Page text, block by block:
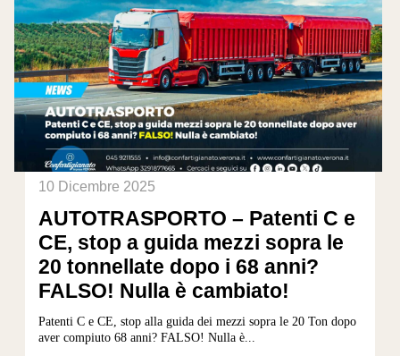
10 Dicembre 2025
AUTOTRASPORTO – Patenti C e
CE, stop a guida mezzi sopra le
20 tonnellate dopo i 68 anni?
FALSO! Nulla è cambiato!
Patenti C e CE, stop alla guida dei mezzi sopra le 20 Ton dopo
aver compiuto 68 anni? FALSO! Nulla è...